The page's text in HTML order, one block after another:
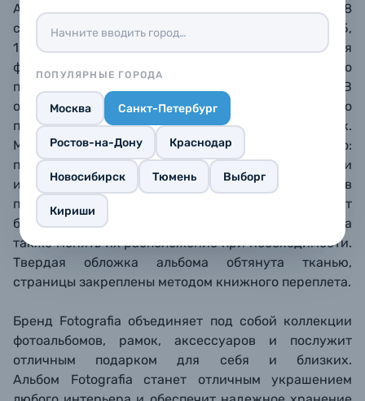
ПОПУЛЯРНЫЕ ГОРОДА
Москва Санкт-Петербург
Ростов-на-Дону Краснодар
Новосибирск Тюмень Выборг
Кириши
Альбом с 30 «магнитными» листами размера 23 х 28
см для фотографий разных форматов:
9х12, 10х15,
13х18 и даже 15х23 см. Дизайн хорошо подходит для
фотографий первых дней жизни ребенка, его
первых шагов, первого дня рождения и так далее. В
оконце на лицевой стороне обложки можно
поставить личную фотографию или рисунок.
Магнитная пленка работает очень просто:
поднимите ее, разместите на странице фотографии
и положите пленку обратно, аккуратно разгладив
пузырьки воздуха. Магнитный альбом позволяет
быстро размещать фотографии разных форматов, а
также менять их расположение при необходимости.
Твердая обложка альбома обтянута тканью,
страницы закреплены методом книжного переплета.
Бренд Fotografia объединяет под собой коллекции
фотоальбомов, рамок, аксессуаров и послужит
отличным подарком для себя и близких.
Альбом Fotografia станет отличным украшением